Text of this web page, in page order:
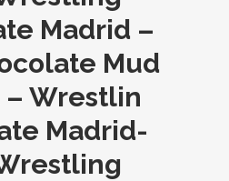
Madrid –
Mud
– Wrestlin
Madrid-